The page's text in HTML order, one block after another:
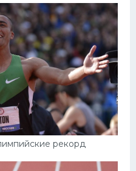
рекорд